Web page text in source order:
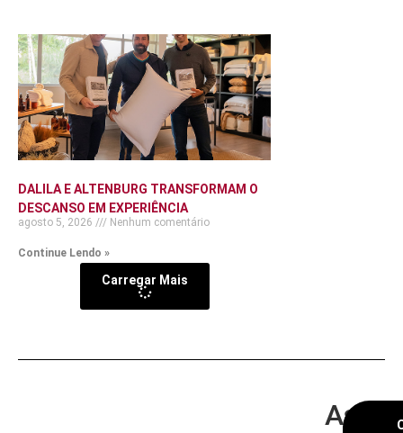
DALILA E ALTENBURG TRANSFORMAM O
DESCANSO EM EXPERIÊNCIA
agosto 5, 2026 Nenhum comentário
Continue Lendo »
Carregar Mais